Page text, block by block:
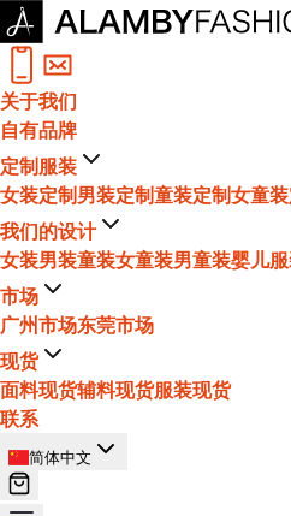
关于我们
自有品牌
定制服装
女装定制男装定制童装定制女童
我们的设计
女装男装童装女童装男童装婴儿
市场
广州市场东莞市场
现货
面料现货辅料现货服装现货
联系
简体中文